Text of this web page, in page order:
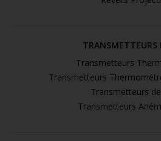
TRANSMETTEURS
Transmetteurs
Transmetteurs
Transmetteurs
Transmetteurs